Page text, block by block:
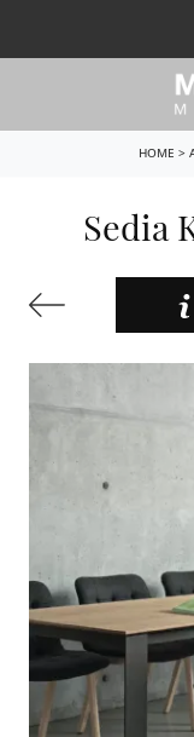
HOME >
Sedia